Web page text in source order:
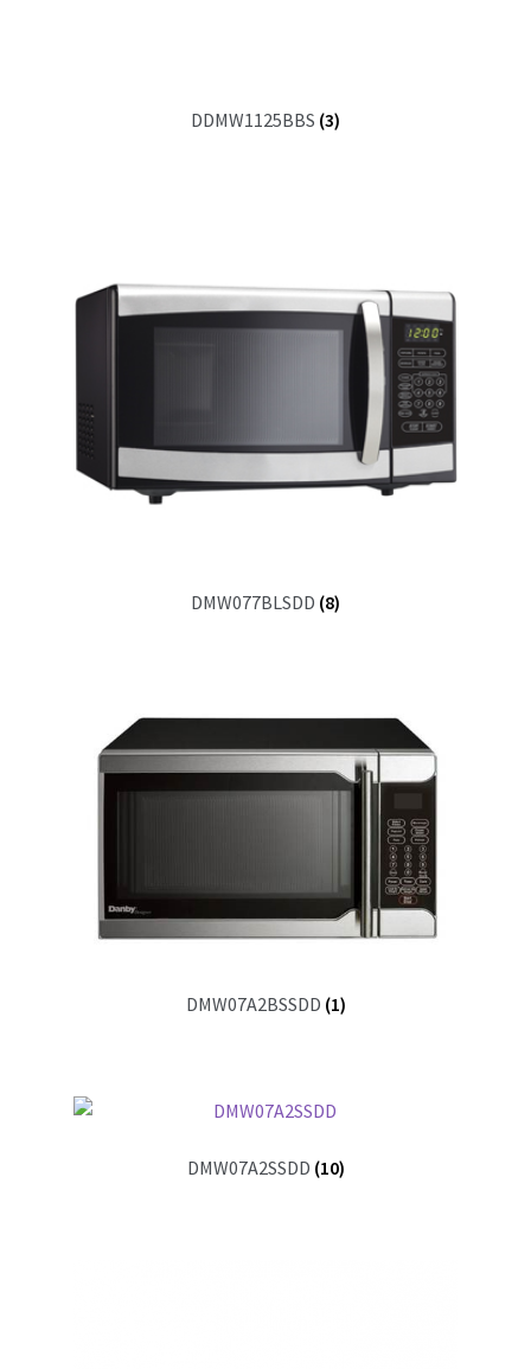
DDMW1125BBS (3)
DMW077BLSDD (8)
DMW07A2BSSDD (1)
DMW07A2SSDD (10)